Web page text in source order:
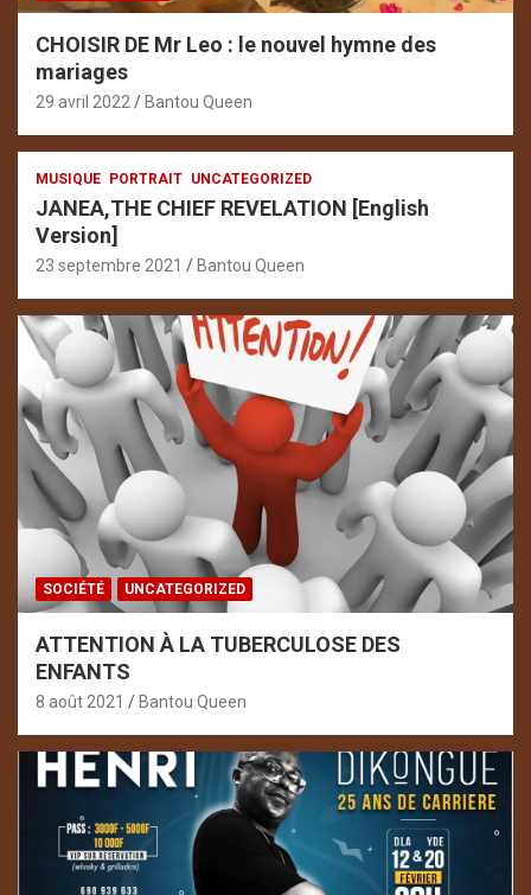
CHOISIR DE Mr Leo : le nouvel hymne des
mariages
29 avril 2022 Bantou Queen
MUSIQUE PORTRAIT UNCATEGORIZED
JANEA,THE CHIEF REVELATION [English
Version]
23 septembre 2021 Bantou Queen
SOCIÉTÉ UNCATEGORIZED
ATTENTION À LA TUBERCULOSE DES
ENFANTS
8 août 2021 Bantou Queen